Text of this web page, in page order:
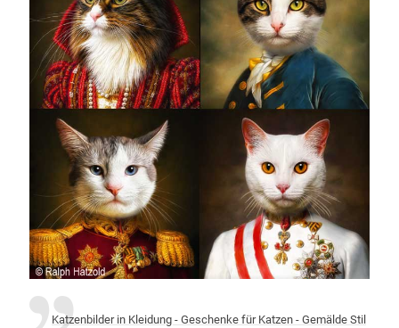
Katzenbilder in Kleidung - Geschenke für Katzen - Gemälde Stil